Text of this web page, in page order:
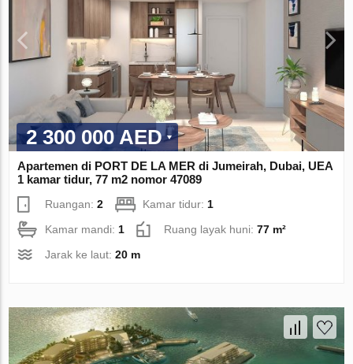
2 300 000 AED
Apartemen di PORT DE LA MER di Jumeirah, Dubai, UEA
1 kamar tidur, 77 m2 nomor 47089
Ruangan:2 Kamar tidur: 1
Kamar mandi: 1 Ruang layak huni:77 m²
Jarak ke laut:20 m